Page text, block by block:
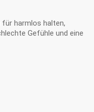
für harmlos halten,
Gefühle und eine